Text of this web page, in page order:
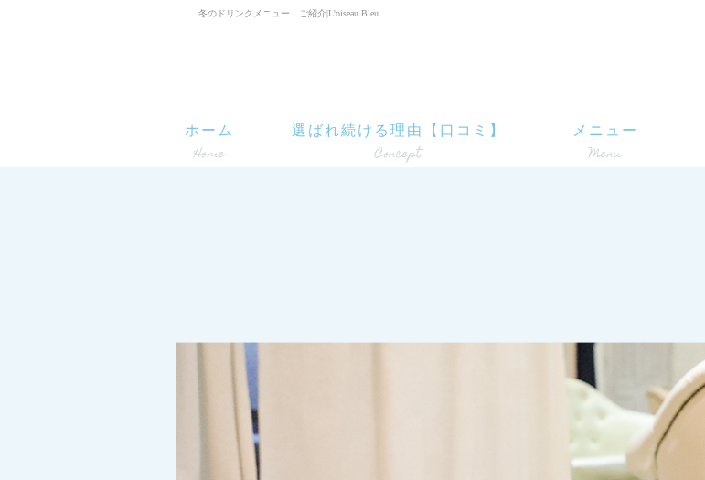
冬のドリンクメニュー ご紹介|L'oiseau Bleu
ホーム 選ばれ続ける理由【口コミ】 メニュー